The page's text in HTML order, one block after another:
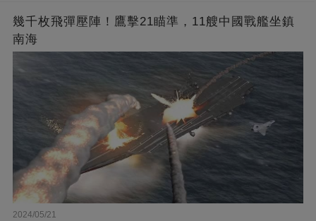
幾千枚飛彈壓陣！鷹擊21瞄準，11艘中國戰艦坐鎮
南海
2024/05/21